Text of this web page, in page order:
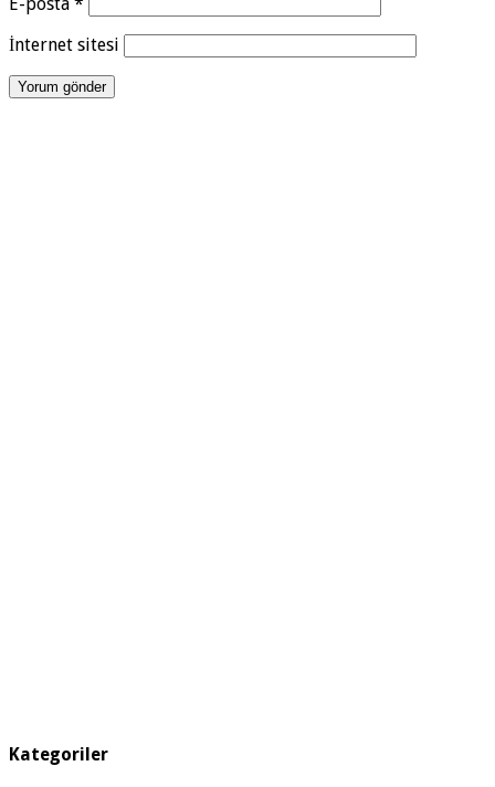
İnternet sitesi
Kategoriler